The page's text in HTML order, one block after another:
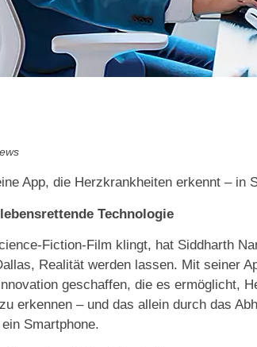
App, die Herzkrankheiten erkennt – in
Technologie
Fiction-Film klingt, hat Siddharth
Realität werden lassen. Mit seiner
geschaffen, die es ermöglicht,
erkennen – und das allein durch das
Smartphone.